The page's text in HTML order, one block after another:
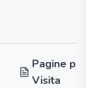
Pagine
Visita